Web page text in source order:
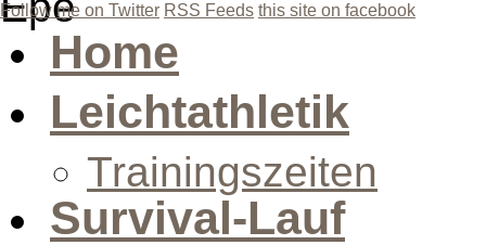
Follow me on Twitter RSS Feeds this site on facebook
Home
Leichtathletik
Trainingszeiten
Survival-Lauf